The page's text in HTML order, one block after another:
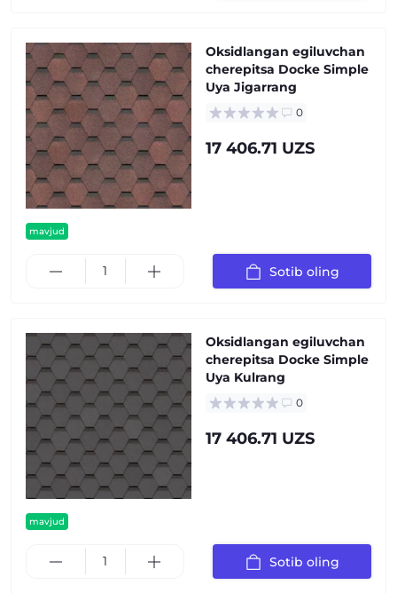
mavjud
Oksidlangan egiluvchan
cherepitsa Docke Simple
Uya Jigarrang
0
17 406.71 UZS
Sotib oling
mavjud
Oksidlangan egiluvchan
cherepitsa Docke Simple
Uya Kulrang
0
17 406.71 UZS
Sotib oling